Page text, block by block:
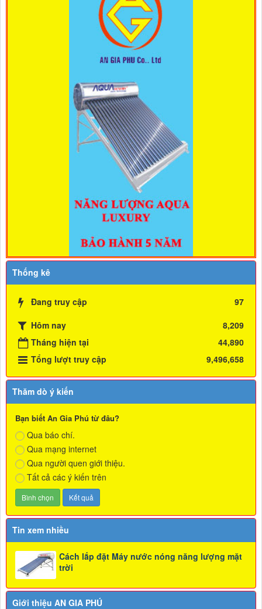
Thống kê
Đang truy cập
97
Hôm nay
8,209
Tháng hiện tại
44,890
Tổng lượt truy cập
9,496,658
Thăm dò ý kiến
Bạn biết An Gia Phú từ đâu?
Qua báo chí.
Qua mạng internet
Qua người quen giới thiệu.
Tất cả các ý kiến trên
Tin xem nhiều
Cách lắp đặt Máy nước nóng năng lượng mặt
trời
Giới thiệu AN GIA PHÚ